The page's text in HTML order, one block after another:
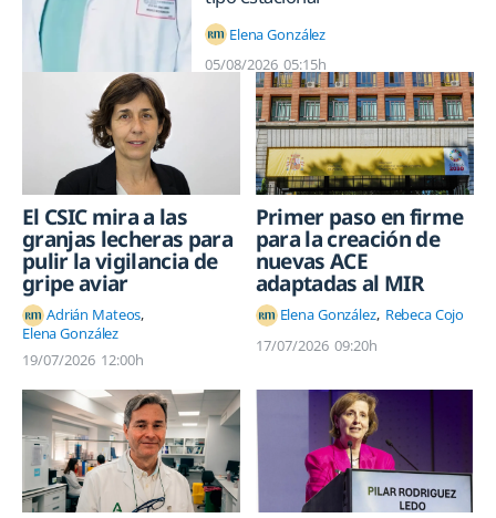
Elena González
05/08/2026 05:15h
El CSIC mira a las
granjas lecheras para
pulir la vigilancia de
gripe aviar
Adrián Mateos
Elena González
19/07/2026 12:00h
Primer paso en firme
para la creación de
nuevas ACE
adaptadas al MIR
Elena González Rebeca Cojo
17/07/2026 09:20h